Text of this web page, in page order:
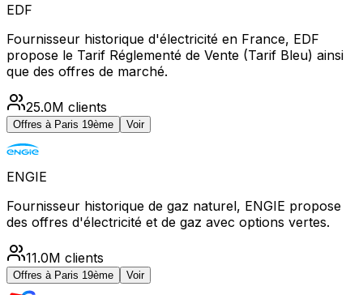
EDF
Fournisseur historique d'électricité en France, EDF
propose le Tarif Réglementé de Vente (Tarif Bleu) ainsi
que des offres de marché.
25.0M clients
Offres à Paris 19ème Voir
ENGIE
Fournisseur historique de gaz naturel, ENGIE propose
des offres d'électricité et de gaz avec options vertes.
11.0M clients
Offres à Paris 19ème Voir